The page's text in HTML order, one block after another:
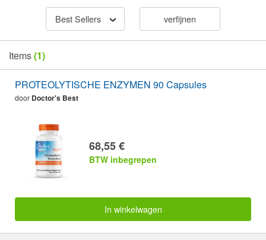
Best Sellers verfijnen
Items(1)
PROTEOLYTISCHE ENZYMEN 90 Capsules
door Doctor's Best
68,55 €
BTW inbegrepen
In winkelwagen